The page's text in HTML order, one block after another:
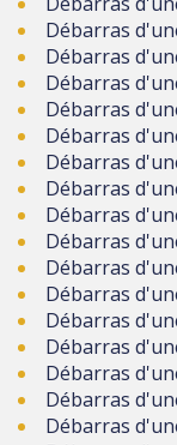
Débarras
Débarras
Débarras
Débarras
Débarras
Débarras
Débarras
Débarras
Débarras
Débarras
Débarras
Débarras
Débarras
Débarras
Débarras
Débarras